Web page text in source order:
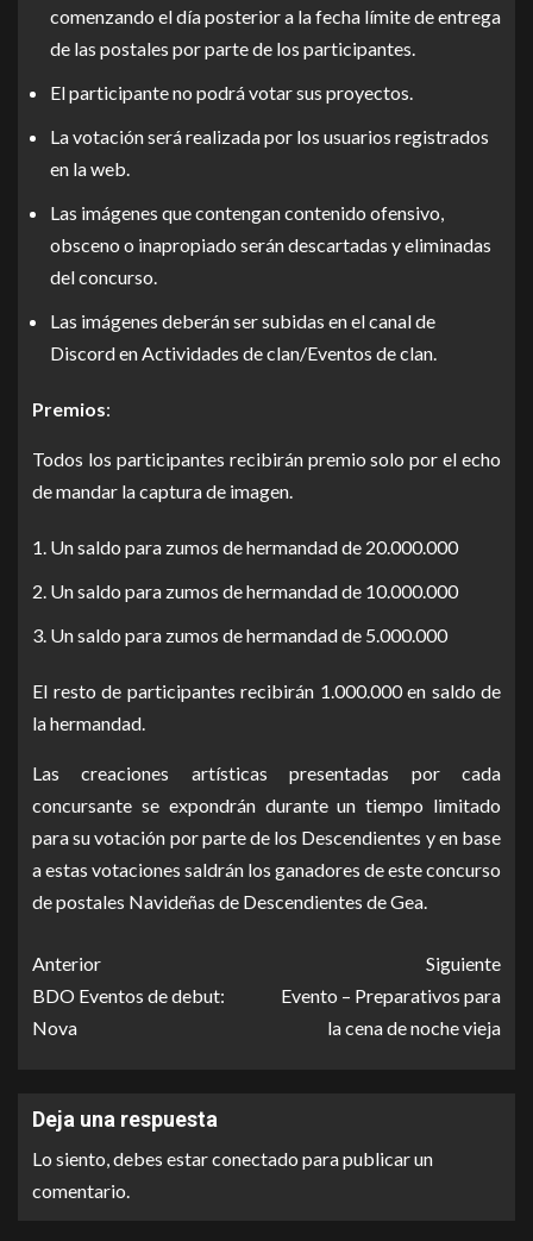
comenzando el día posterior a la fecha límite de entrega
de las postales por parte de los participantes.
El participante no podrá votar sus proyectos.
La votación será realizada por los usuarios registrados
en la web.
Las imágenes que contengan contenido ofensivo,
obsceno o inapropiado serán descartadas y eliminadas
del concurso.
Las imágenes deberán ser subidas en el canal de
Discord en Actividades de clan/Eventos de clan.
Premios:
Todos los participantes recibirán premio solo por el echo
de mandar la captura de imagen.
Un saldo para zumos de hermandad de 20.000.000
Un saldo para zumos de hermandad de 10.000.000
Un saldo para zumos de hermandad de 5.000.000
El resto de participantes recibirán 1.000.000 en saldo de
la hermandad.
Las creaciones artísticas presentadas por cada
concursante se expondrán durante un tiempo limitado
para su votación por parte de los Descendientes y en base
a estas votaciones saldrán los ganadores de este concurso
de postales Navideñas de Descendientes de Gea.
Anterior
BDO Eventos de debut:
Nova
Siguiente
Evento – Preparativos para
la cena de noche vieja
Deja una respuesta
Lo siento, debes estarconectado para publicar un
comentario.